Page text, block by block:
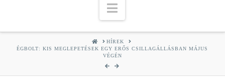
Navigation
HOMEHÍREK
ÉGBOLT: KIS MEGLEPETÉSEK EGY ERŐS CSILLAGÁLLÁSBAN MÁJUS
VÉGÉN